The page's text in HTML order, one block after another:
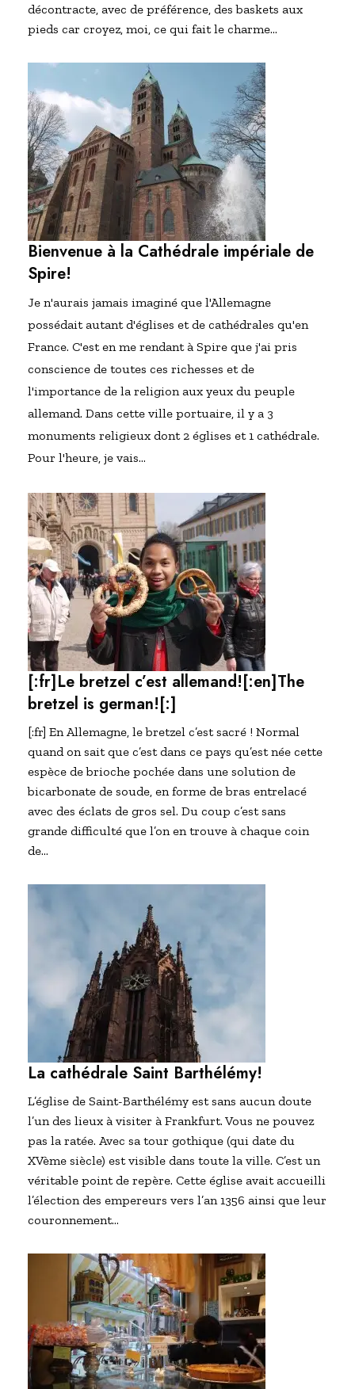
décontracte, avec de préférence, des baskets aux
pieds car croyez, moi, ce qui fait le charme…
Bienvenue à la Cathédrale impériale de
Spire!
Je n'aurais jamais imaginé que l'Allemagne
possédait autant d'églises et de cathédrales qu'en
France. C'est en me rendant à Spire que j'ai pris
conscience de toutes ces richesses et de
l'importance de la religion aux yeux du peuple
allemand. Dans cette ville portuaire, il y a 3
monuments religieux dont 2 églises et 1 cathédrale.
Pour l'heure, je vais…
[:fr]Le bretzel c’est allemand![:en]The
bretzel is german![:]
[:fr] En Allemagne, le bretzel c’est sacré ! Normal
quand on sait que c’est dans ce pays qu’est née cette
espèce de brioche pochée dans une solution de
bicarbonate de soude, en forme de bras entrelacé
avec des éclats de gros sel. Du coup c’est sans
grande difficulté que l’on en trouve à chaque coin
de…
La cathédrale Saint Barthélémy!
L’église de Saint-Barthélémy est sans aucun doute
l’un des lieux à visiter à Frankfurt. Vous ne pouvez
pas la ratée. Avec sa tour gothique (qui date du
XVème siècle) est visible dans toute la ville. C’est un
véritable point de repère. Cette église avait accueilli
l’élection des empereurs vers l’an 1356 ainsi que leur
couronnement…